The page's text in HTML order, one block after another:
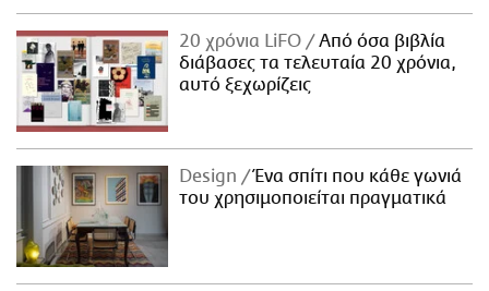
20 χρόνια LiFO
Από όσα βιβλία
διάβασες τα τελευταία 20 χρόνια,
αυτό ξεχωρίζεις
Design
Ένα σπίτι που κάθε γωνιά
του χρησιμοποιείται πραγματικά